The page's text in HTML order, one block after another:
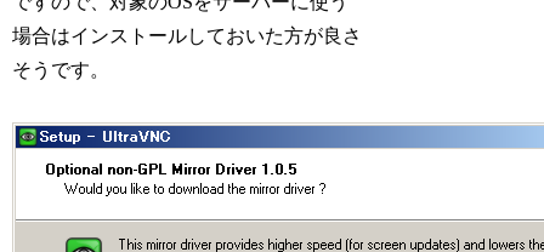
場合はインストールしておいた方が良さ
そうです。